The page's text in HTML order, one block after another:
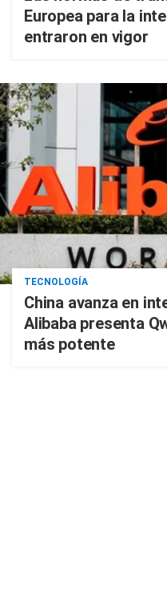
Europea para la
entraron en vigor
TECNOLOGÍA
China avanza en
Alibaba presenta
más potente